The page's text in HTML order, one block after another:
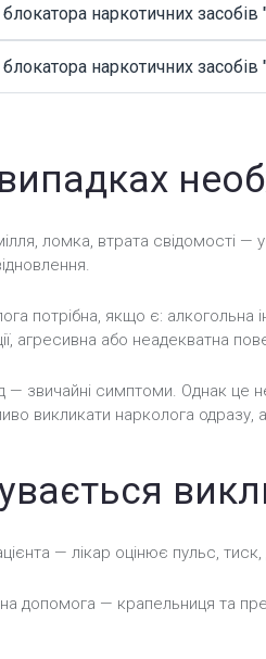
блокатора наркотичних
блокатора наркотичних
ломка, втрата свідомості
потрібна, якщо є: алкогольна
агресивна або неадекватна
— звичайні симптоми. Однак це
викликати нарколога одразу,
— лікар оцінює пульс, тиск,
допомога — крапельниця та